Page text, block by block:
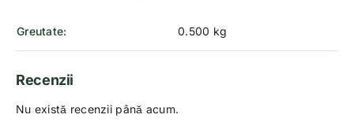
Greutate 0.500 kg
Recenzii
Nu există recenzii până acum.